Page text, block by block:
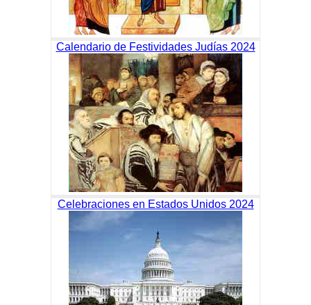
Calendario de Festividades Judías 2024
Celebraciones en Estados Unidos 2024